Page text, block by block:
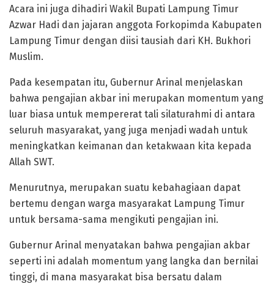
Acara ini juga dihadiri Wakil Bupati Lampung Timur
Azwar Hadi dan jajaran anggota Forkopimda Kabupaten
Lampung Timur dengan diisi tausiah dari KH. Bukhori
Muslim.
Pada kesempatan itu, Gubernur Arinal menjelaskan
bahwa pengajian akbar ini merupakan momentum yang
luar biasa untuk mempererat tali silaturahmi di antara
seluruh masyarakat, yang juga menjadi wadah untuk
meningkatkan keimanan dan ketakwaan kita kepada
Allah SWT.
Menurutnya, merupakan suatu kebahagiaan dapat
bertemu dengan warga masyarakat Lampung Timur
untuk bersama-sama mengikuti pengajian ini.
Gubernur Arinal menyatakan bahwa pengajian akbar
seperti ini adalah momentum yang langka dan bernilai
tinggi, di mana masyarakat bisa bersatu dalam